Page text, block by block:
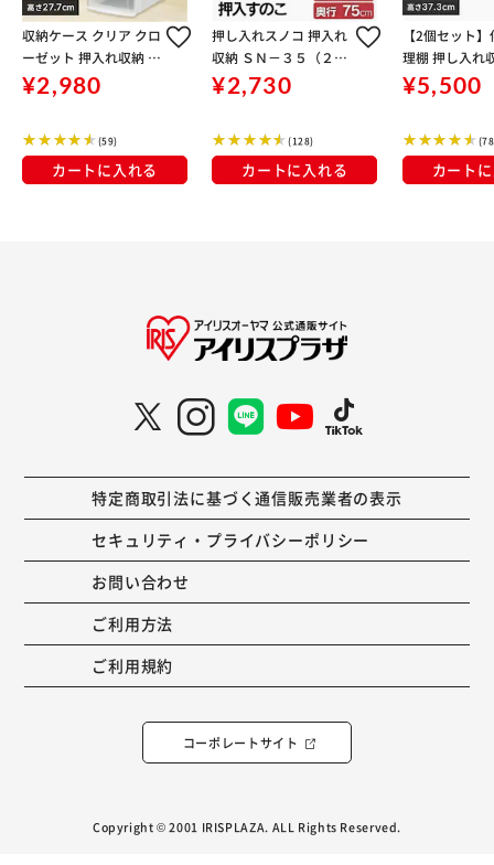
収納ケース クリア クロ
ーゼット 押入れ収納 半
透明 チェストI シリー
ズ LDサイズ
¥2,980
(59)
カートに入れる
押し入れスノコ 押入れ
収納 ＳＮ－３５（２枚
組み） ホワイト
¥2,730
(128)
カートに入れる
【2個セット
理棚 押し入れ
-370
¥5,500
カート
特定商取引法に基づく通信販売業者の表示
セキュリティ・プライバシーポリシー
お問い合わせ
ご利用方法
ご利用規約
コーポレートサイト
Copyright © 2001 IRISPLAZA. ALL Rights Reserved.